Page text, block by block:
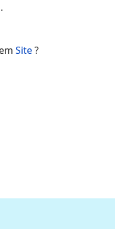
.
Site?